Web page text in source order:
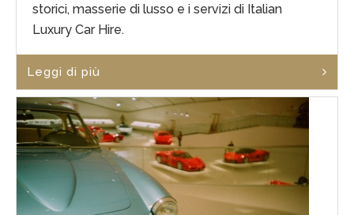
storici, masserie di lusso e i servizi di Italian
Luxury Car Hire.
Leggi di più